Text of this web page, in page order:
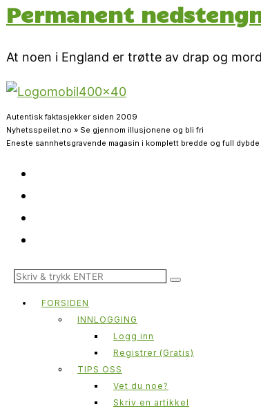
Permanent
At noen i England er trøtte av drap og
Autentisk faktasjekker siden 2009
Nyhetsspeilet.no » Se gjennom illusjonene og bli fri
Eneste sannhetsgravende magasin i komplett bredde og full dybde
FORSIDEN
INNLOGGING
Logg inn
Registrer (Gratis)
TIPS OSS
Vet du noe?
Skriv en artikkel